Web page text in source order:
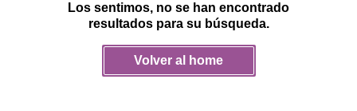
refrigerador
Los sentimos, no se han encontrado
resultados para su búsqueda.
Volver al home